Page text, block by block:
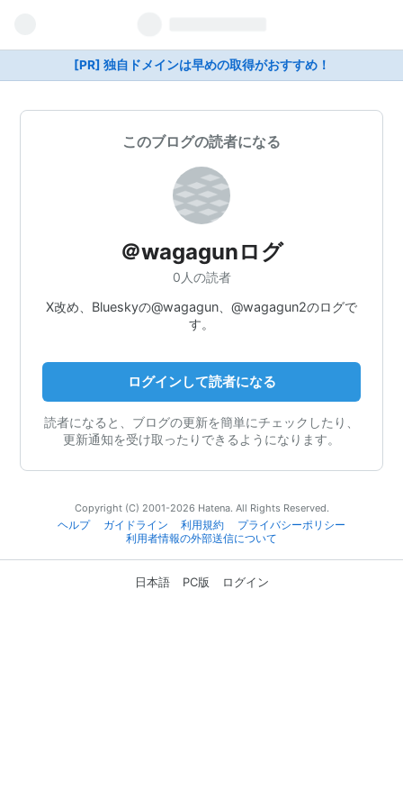
[PR] 独自ドメインは早めの取得がおすすめ！
このブログの読者になる
＠wagagunログ
0人の読者
X改め、Blueskyの@wagagun、@wagagun2のログで
す。
ログインして読者になる
読者になると、ブログの更新を簡単にチェックしたり、
更新通知を受け取ったりできるようになります。
Copyright (C) 2001-2026 Hatena. All Rights Reserved.
ヘルプ
ガイドライン 利用規約
プライバシーポリシー
利用者情報の外部送信について
日本語 PC版 ログイン